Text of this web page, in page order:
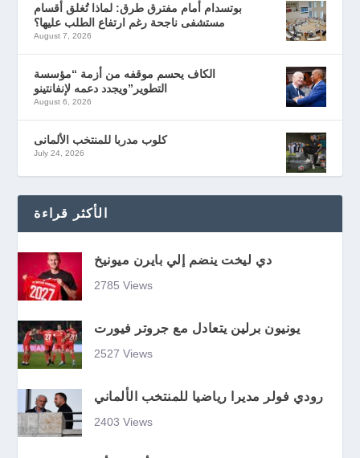
بوتسدام أمام مفترق طرق: لماذا تُغلق أقسام
مستشفى ناجحة رغم ارتفاع الطلب عليها؟
August 7, 2026
الكاف يحسم موقفه من أزمة “مؤسسة
التطوير”ويجدد دعمه لإنفانتينو
August 6, 2026
كلوب مدربا للمنتخب الألمانى
July 24, 2026
الأكثر قراءة
دي ليخت ينضم إلي بايرن ميونيخ
2785 Views
يونيون برلين يتعادل مع جروتر فيورت
2527 Views
رودي فولر مديرا رياضيا للمنتخب الألماني
2403 Views